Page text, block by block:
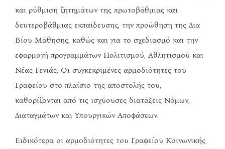
και ρύθμιση ζητημάτων της πρωτοβάθμιας και
δευτεροβάθμιας εκπαίδευσης, την προώθηση της Δια
Βίου Μάθησης, καθώς και για το σχεδιασμό και την
εφαρμογή προγραμμάτων Πολιτισμού, Αθλητισμού και
Νέας Γενιάς. Οι συγκεκριμένες αρμοδιότητες του
Γραφείου στο πλαίσιο της αποστολής του,
καθορίζονται από τις ισχύουσες διατάξεις Νόμων,
Διαταγμάτων και Υπουργικών Αποφάσεων.
Ειδικότερα οι αρμοδιότητες του Γραφείου Κοινωνικής